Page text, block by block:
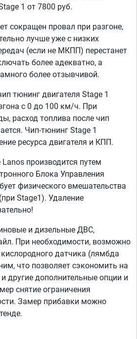
1 от 7800 руб.
сокращен провал при разгоне,
лучше уже с низких
(если не МКПП) перестанет
более адекватно, а
более отзывчивой.
тюнинг двигателя Stage 1
с 0 до 100 км/ч. При
расход топлива после чип
Чип-тюнинг Stage 1
ресурса двигателя и КПП.
производится путем
Блока Управления
физического вмешательства
Stage1). Удаление
и дизельные ДВС,
При необходимости, возможно
датчика (лямбда
что позволяет сэкономить на
другие дополнительные опции и
снятие ограничения
Замер прибавки можно